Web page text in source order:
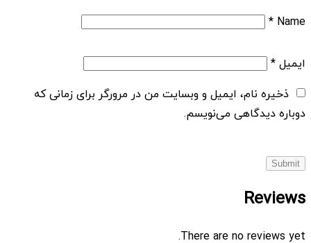
Name
*
ایمیل*
ذخیره نام، ایمیل و وبسایت من در مرورگر برای زمانی که
دوباره دیدگاهی می‌نویسم.
Reviews
There are no reviews yet.